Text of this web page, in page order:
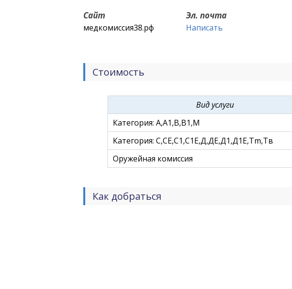
Сайт
медкомиссия38.рф
Эл. почта
Написать
Стоимость
Вид услуги
Категория: А,А1,В,В1,М
Категория: С,СЕ,С1,С1Е,Д,ДЕ,Д1,Д1Е,Тm,Тв
Оружейная комиссия
Как добраться